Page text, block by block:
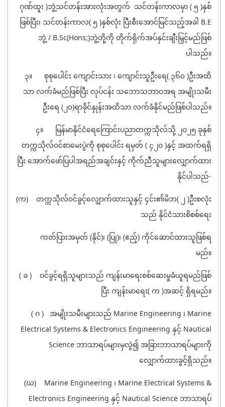
ဂုဏ်ထူး )ဘွဲ့သင်တန်းအားလုံးအတွက် သင်တန်းကာလမှာ ( ၅ )နှစ်
ဖြစ်ပြီး၊ သင်တန်းကာလ( ၅ )နှစ်လုံး ပြီးစီးအောင်မြင်သည့်အခါ B.E
ဘွဲ့ / B.Sc(Hons;)ဘွဲ့တို့ကို တိုက်ရိုက်အပ်နှင်းချီးမြှင့်မည်ဖြစ်
ပါသည်။
၃။ စုစုပေါင်း ကျောင်းသား ၊ ကျောင်းသူဦးရေ( ၃၆၀ )ဦးအထိ
သာ လက်ခံမည်ဖြစ်ပြီး လုပ်ငန်း သဘောသဘာ၀အရ အမျိုးသမီး
ဦးရေ (၂၀)ရာခိုင်နှုန်းအထိသာ လက်ခံနိုင်မည်ဖြစ်ပါသည်။
၄။ မြန်မာနိုင်ငံရေကြောင်းပညာတက္ကသိုလ်သို့ ၂၀၂၅ ခုနှစ်
တက္ကသိုလ်၀င်စာမေးပွဲကို စုစုပေါင်း ရမှတ် ( ၄၂၀ )နှင့် အထက်ရရှိ
ပြီး အောက်ဖော်ပြပါအရည်အချင်းနှင့် ကိုက်ညီသူများလျှောက်ထား
နိုင်ပါသည်-
(က) တက္ကသိုလ်၀င်ခွင့်လျှောက်ထားသူနှင့် ၄င်း၏မိဘ( ၂ )ဦးစလုံး
သည် နိုင်ငံသားစိစစ်ရေး
ကတ်ပြားအမှတ် (နိုင်)၊ (ပြု)၊ (ဧည့်) ကိုင်ဆောင်ထားသူဖြစ်ရ
မည်။
( ခ ) ဝင်ခွင့်ရရှိသူများသည် ကျန်းမာရေးစစ်ဆေးမှုခံယူရမည်ဖြစ်
ပြီး ကျန်းမာရေး( က )အဆင့် ရှိရမည်။
( ဂ ) အမျိုးသမီးများသည် Marine Engineering ၊ Marine
Electrical Systems & Electronics Engineering နှင့် Nautical
Science ဘာသာရပ်များမှလွဲ၍ အခြားဘာသာရပ်များကို
လျှောက်ထားခွင့်ရှိသည်။
(ဃ) Marine Engineering ၊ Marine Electrical Systems &
Electronics Engineering နှင့် Nautical Science ဘာသာရပ်